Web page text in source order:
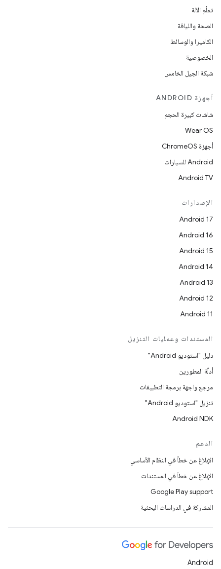
تعلُم الآلة
الصحة واللياقة
الكاميرا والوسائط
الخصوصية
شبكة الجيل الخامس
أجهزة ANDROID
شاشات كبيرة الحجم
Wear OS
أجهزة ChromeOS
Android للسيارات
Android TV
الإصدارات
Android 17
Android 16
Android 15
Android 14
Android 13
Android 12
Android 11
المستندات وعمليات التنزيل
دليل "استوديو Android"
أدلّة المطورين
مرجع واجهة برمجة التطبيقات
تنزيل "استوديو Android"
Android NDK
الدعم
الإبلاغ عن خطأ في النظام الأساسي
الإبلاغ عن خطأ في المستندات
Google Play support
المشاركة في الدراسات البحثية
Android